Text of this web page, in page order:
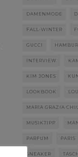
DAMENMODE
FALL-WINTER
GUCCI
INTERVIEW
KIM JONES
LOOKBOOK
MARIA GRAZIA
MUSIKTIPP
PARFUM PARIS
SNEAKER